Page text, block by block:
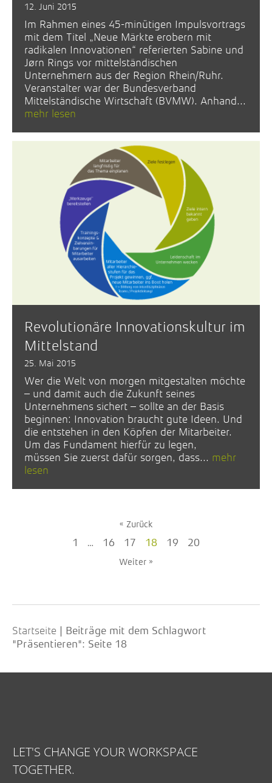
12. Juni 2015
Im Rahmen eines 45-minütigen Impulsvortrags
mit dem Titel „Neue Märkte erobern mit
radikalen Innovationen“ referierten Sabine und
Jørn Rings vor mittelständischen
Unternehmern aus der Region Rhein/Ruhr.
Veranstalter war der Bundesverband
Mittelständische Wirtschaft (BVMW). Anhand...
mehr lesen
Revolutionäre Innovationskultur im
Mittelstand
25. Mai 2015
Wer die Welt von morgen mitgestalten möchte
– und damit auch die Zukunft seines
Unternehmens sichert – sollte an der Basis
beginnen: Innovation braucht gute Ideen. Und
die entstehen in den Köpfen der Mitarbeiter.
Um das Fundament hierfür zu legen,
müssen Sie zuerst dafür sorgen, dass... mehr
lesen
« Zurück
1 … 16 17 18 19 20
Weiter »
Startseite
Beiträge mit dem Schlagwort
"Präsentieren": Seite 18
LET'S CHANGE YOUR WORKSPACE
TOGETHER.